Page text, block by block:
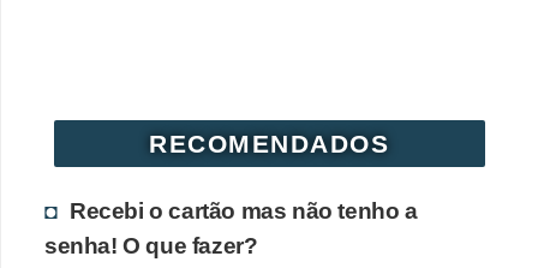
RECOMENDADOS
Recebi o cartão mas não tenho a
senha! O que fazer?
o
e